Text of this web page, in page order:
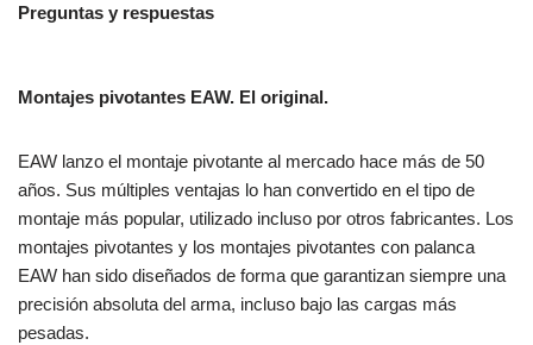
Preguntas y respuestas
Montajes pivotantes EAW. El original.
EAW lanzo el montaje pivotante al mercado hace más de 50
años. Sus múltiples ventajas lo han convertido en el tipo de
montaje más popular, utilizado incluso por otros fabricantes. Los
montajes pivotantes y los montajes pivotantes con palanca
EAW han sido diseñados de forma que garantizan siempre una
precisión absoluta del arma, incluso bajo las cargas más
pesadas.